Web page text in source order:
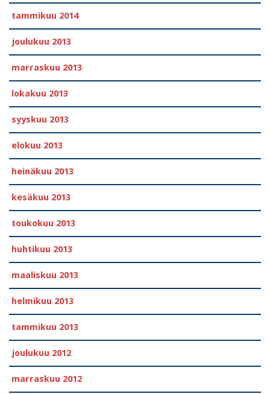
tammikuu 2014
joulukuu 2013
marraskuu 2013
lokakuu 2013
syyskuu 2013
elokuu 2013
heinäkuu 2013
kesäkuu 2013
toukokuu 2013
huhtikuu 2013
maaliskuu 2013
helmikuu 2013
tammikuu 2013
joulukuu 2012
marraskuu 2012